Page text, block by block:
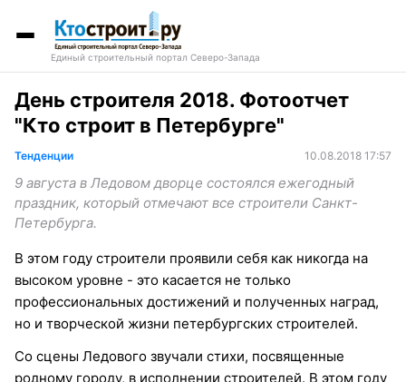
Единый строительный портал Северо-Запада
День строителя 2018. Фотоотчет
"Кто строит в Петербурге"
Тенденции 10.08.2018 17:57
9 августа в Ледовом дворце состоялся ежегодный
праздник, который отмечают все строители Санкт-
Петербурга.
В этом году строители проявили себя как никогда на
высоком уровне - это касается не только
профессиональных достижений и полученных наград,
но и творческой жизни петербургских строителей.
Со сцены Ледового звучали стихи, посвященные
родному городу, в исполнении строителей. В этом году